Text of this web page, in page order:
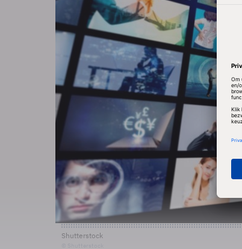
Shutterstock